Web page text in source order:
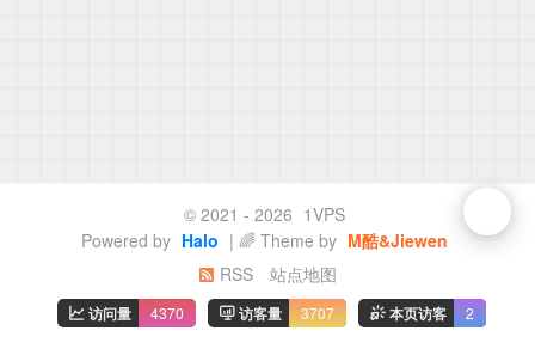
© 2021 - 2026 1VPS
Powered by Halo | 🌈 Theme by M酷&Jiewen
RSS
站点地图
访问量 4370 访客量 3707 本页访客 2